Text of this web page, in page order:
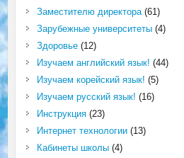
Заместителю директора(61)
Зарубежные университеты(4)
Здоровье(12)
Изучаем английский язык! (44)
Изучаем корейский язык! (5)
Изучаем русский язык! (16)
Инструкция(23)
Интернет технологии(13)
Кабинеты школы(4)